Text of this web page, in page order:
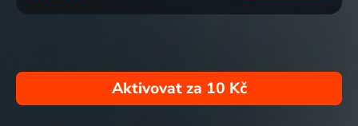
Aktivovat za 10 Kč